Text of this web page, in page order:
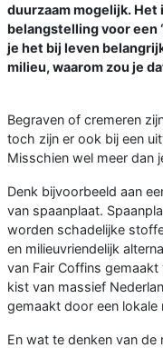
duurzaam mogelijk. Het
belangstelling voor een
je het bij leven
milieu, waarom zou je
Begraven of cremeren
toch zijn er ook bij een
Misschien wel meer dan
Denk bijvoorbeeld aan
van spaanplaat.
worden schadelijke
en milieuvriendelijk
van Fair Coffins
kist van massief
gemaakt door een lokale
En wat te denken van